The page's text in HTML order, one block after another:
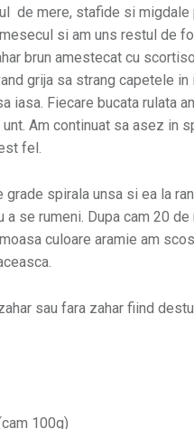
de mere, stafide si migdale
si am uns restul de
brun amestecat cu
grija sa strang capetele in
iasa. Fiecare bucata rulata
Am continuat sa asez in
fel.
spirala unsa si ea la
se rumeni. Dupa cam 20 de
culoare aramie am
sau fara zahar fiind
100g)